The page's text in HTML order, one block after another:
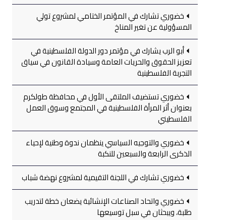
خضوري تشارك في المؤتمر الختامي لمشروع تولي
المسؤولية عن تغير المناخ
أبو الرب يشارك في مؤتمر دور الدولة الفلسطينية في
تعزيز الحقوق والحريات العامة وسيادة القانون في سياق
التجربة الفلسطينية
خضوري تستضيف الملتقى الأول في محافظة طولكرم
بعنوان أثر المرأة الفلسطينية في المجتمع وسوق العمل
الفلسطيني
خضوري والتوجيه السياسي ينظمان ندوة وطنية لإحياء
الذكرى الرابعة والسبعين للنكبة
خضوري تشارك في اللجنة التقيمية لمشروع نهضة شباب
خضوري واتحاد الصناعات الإنشائية يضعان خطة لتدريب
طلبة، ويبحثان في سبل توسيعها